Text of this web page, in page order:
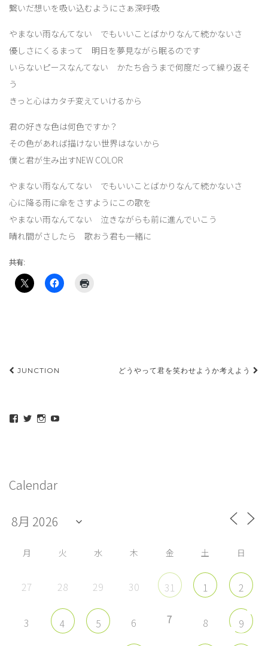
繋いだ想いを吸い込むようにさぁ深呼吸
やまない雨なんてない でもいいことばかりなんて続かないさ
優しさにくるまって 明日を夢見ながら眠るのです
いらないピースなんてない かたち合うまで何度だって繰り返そ
う
きっと心はカタチ変えていけるから
君の好きな色は何色ですか？
その色があれば描けない世界はないから
僕と君が生み出すNEW COLOR
やまない雨なんてない でもいいことばかりなんて続かないさ
心に降る雨に傘をさすようにこの歌を
やまない雨なんてない 泣きながらも前に進んでいこう
晴れ間がさしたら 歌おう君も一緒に
共有:
投
ナ
ビ
シ
ョ
ン
JUNCTION どうやって君を笑わせようか考えよう
maeda_kazuaki@me.com
ィ
ー
を
Facebook
示
maedakazuaki
さ
ィ
ー
を
Twitter
maede_kazuaki
ィ
ー
を
Instagram
YouTube
示
Calendar
月 火 水 木 金 土 日
27 28 29 30 31 1 2
3 4 5 6 7 8 9